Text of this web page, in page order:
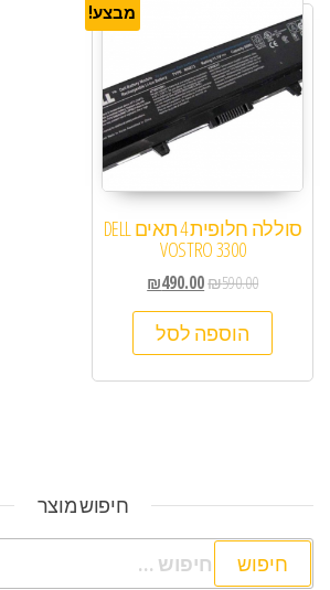
מבצע!
סוללה חלופית 4 תאים DELL
VOSTRO 3300
₪590.00
₪490.00
הוספה לסל
חיפוש מוצר
חיפוש: